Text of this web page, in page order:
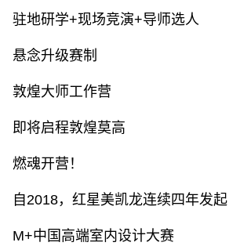
驻地研学+现场竞演+导师选人
悬念升级赛制
敦煌大师工作营
即将启程敦煌莫高
燃魂开营！
自2018，红星美凯龙连续四年发起
M+中国高端室内设计大赛